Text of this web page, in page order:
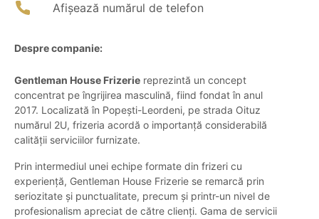
Afișează numărul de telefon
Despre companie:
Gentleman House Frizerie reprezintă un concept
concentrat pe îngrijirea masculină, fiind fondat în anul
2017. Localizată în Popești-Leordeni, pe strada Oituz
numărul 2U, frizeria acordă o importanță considerabilă
calității serviciilor furnizate.
Prin intermediul unei echipe formate din frizeri cu
experiență, Gentleman House Frizerie se remarcă prin
seriozitate și punctualitate, precum și printr-un nivel de
profesionalism apreciat de către clienți. Gama de servicii